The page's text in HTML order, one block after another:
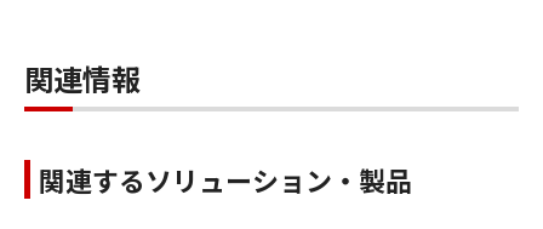
関連情報
関連するソリューション・製品